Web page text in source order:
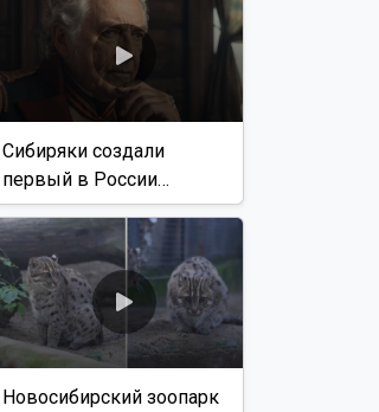
Сибиряки создали
первый в России
документальный фильм
с использованием ИИ
Новосибирский зоопарк